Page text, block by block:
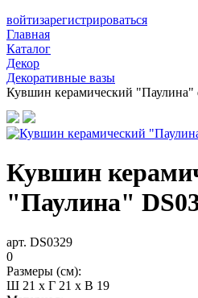
войтизарегистрироваться
Главная
Каталог
Декор
Декоративные вазы
Кувшин керамический "Паулина"
Кувшин
"Паулина"
арт. DS0329
0
Размеры (см):
Ш 21 x Г 21 x В 19